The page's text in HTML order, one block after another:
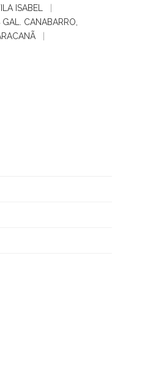
ISABEL
CANABARRO,